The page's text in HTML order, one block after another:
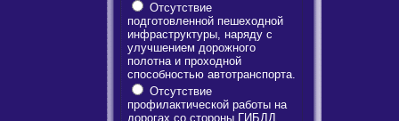
Отсутствие
подготовленной пешеходной
инфраструктуры, наряду с
улучшением дорожного
полотна и проходной
способностью автотранспорта.
Отсутствие
профилактической работы на
дорогах со стороны ГИБДД.